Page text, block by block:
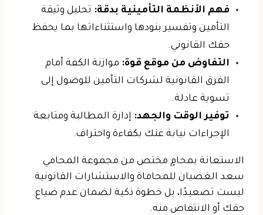
فهم الأنظمة التأمينية بدقة: تحليل وثيقة
التأمين وتفسير بنودها واستثناءاتها بما يحفظ
حقك القانوني.
التفاوض من موقع قوة: موازنة الكفة أمام
الفرق القانونية لشركات التأمين للوصول إلى
تسوية عادلة.
توفير الوقت والجهد: إدارة المطالبة ومتابعة
الإجراءات نيابة عنك بكفاءة واحتراف.
الاستعانة بمحامٍ مختص من مجموعة المحامي
سعد الغضيان للمحاماة والاستشارات القانونية
ليست تصعيدًا، بل خطوة ذكية لضمان عدم ضياع
حقك أو الانتقاص منه.